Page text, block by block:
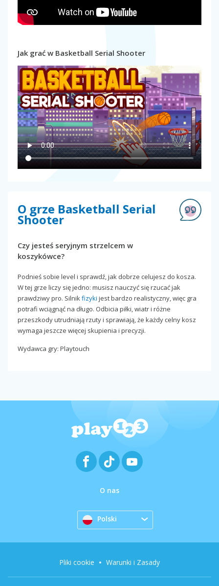
Jak grać w Basketball Serial Shooter
O grze Basketball Serial
Shooter
Czy jesteś seryjnym strzelcem w
koszykówce?
Podnieś sobie level i sprawdź, jak dobrze celujesz do kosza.
W tej grze liczy się jedno: musisz nauczyć się rzucać jak
prawdziwy pro. Silnikfizyki jest bardzo realistyczny, więc gra
potrafi wciągnąć na długo. Odbicia piłki, wiatr i różne
przeszkody utrudniają rzuty i sprawiają, że każdy celny kosz
wymaga jeszcze więcej skupienia i precyzji.
Wydawca gry: Playtouch
O nas
Polski
Pliki cookie Warunki i Zasady